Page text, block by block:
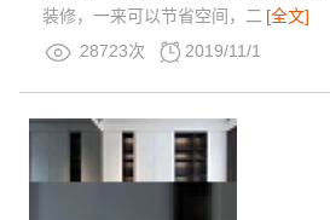
装修，一来可以节省空间，二 [全文]
28723次
2019/11/1